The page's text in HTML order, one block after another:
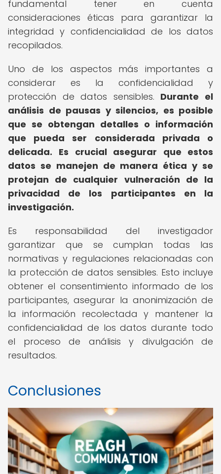
fundamental tener en cuenta
consideraciones éticas para garantizar la
integridad y confidencialidad de los datos
recopilados.
Uno de los aspectos más importantes a
considerar es la confidencialidad y
protección de datos sensibles. Durante el
análisis de pausas y silencios, es posible
que se obtengan detalles o información
que pueda ser considerada privada o
delicada. Es crucial asegurar que estos
datos se manejen de manera ética y se
protejan de cualquier vulneración de la
privacidad de los participantes en la
investigación.
Es responsabilidad del investigador
garantizar que se cumplan todas las
normativas y regulaciones relacionadas con
la protección de datos sensibles. Esto incluye
obtener el consentimiento informado de los
participantes, asegurar la anonimización de
la información recolectada y mantener la
confidencialidad de los datos durante todo
el proceso de análisis y divulgación de
resultados.
Conclusiones